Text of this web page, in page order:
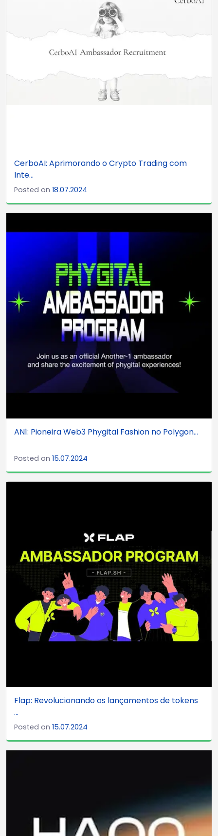
CerboAI: Aprimorando o Crypto Trading com
Inte...
Posted on 18.07.2024
AN1: Pioneira Web3 Phygital Fashion no Polygon...
Posted on 15.07.2024
Flap: Revolucionando os lançamentos de tokens
...
Posted on 15.07.2024